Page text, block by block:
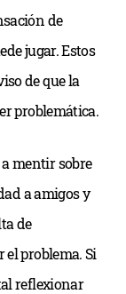
de
jugar. Estos
de que la
problemática.
mentir sobre
a amigos y
de
problema. Si
reflexionar